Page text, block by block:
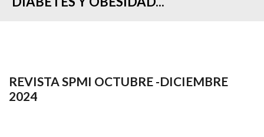
REVISTA SPMI OCTUBRE -DICIEMBRE
2024